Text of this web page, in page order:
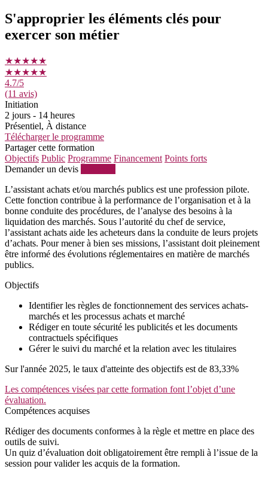
S'approprier les éléments clés pour
exercer son métier
★★★★★
★★★★★
4.7/5
(11 avis)
Initiation
2 jours - 14 heures
Présentiel, À distance
Télécharger le programme
Partager cette formation
Objectifs Public Programme Financement Points forts
Demander un devis
L’assistant achats et/ou marchés publics est une profession pilote.
Cette fonction contribue à la performance de l’organisation et à la
bonne conduite des procédures, de l’analyse des besoins à la
liquidation des marchés. Sous l’autorité du chef de service,
l’assistant achats aide les acheteurs dans la conduite de leurs projets
d’achats. Pour mener à bien ses missions, l’assistant doit pleinement
être informé des évolutions réglementaires en matière de marchés
publics.
Objectifs
Identifier les règles de fonctionnement des services achats-
marchés et les processus achats et marché
Rédiger en toute sécurité les publicités et les documents
contractuels spécifiques
Gérer le suivi du marché et la relation avec les titulaires
Sur l'année 2025, le taux d'atteinte des objectifs est de 83,33%
Les compétences visées par cette formation font l’objet d’une
évaluation.
Compétences acquises
Rédiger des documents conformes à la règle et mettre en place des
outils de suivi.
Un quiz d’évaluation doit obligatoirement être rempli à l’issue de la
session pour valider les acquis de la formation.